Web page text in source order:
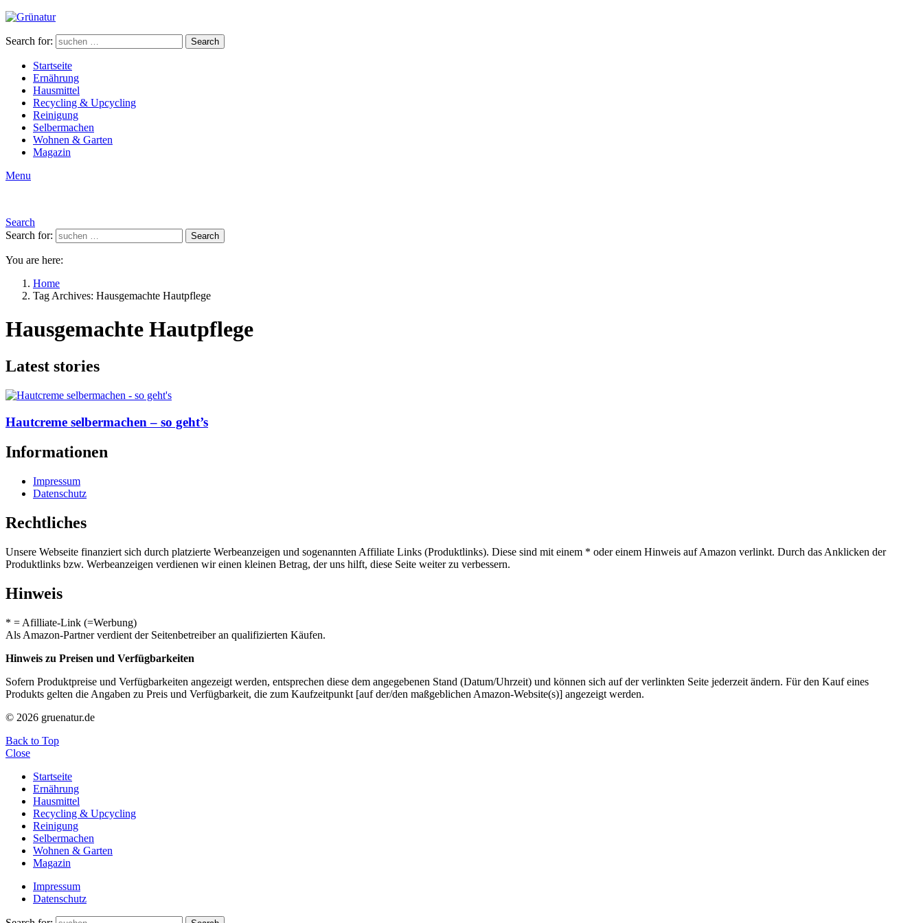
Search for: Search
Startseite
Ernährung
Hausmittel
Recycling & Upcycling
Reinigung
Selbermachen
Wohnen & Garten
Magazin
Menu
Search
Search for:
Search
You are here:
Home
Tag Archives: Hausgemachte Hautpflege
Hausgemachte Hautpflege
Latest stories
Hautcreme selbermachen – so geht’s
Informationen
Impressum
Datenschutz
Rechtliches
Unsere Webseite finanziert sich durch platzierte Werbeanzeigen und sogenannten Affiliate Links (Produktlinks). Diese sind mit einem * oder einem Hinweis auf Amazon verlinkt. Durch das Anklicken der
Produktlinks bzw. Werbeanzeigen verdienen wir einen kleinen Betrag, der uns hilft, diese Seite weiter zu verbessern.
Hinweis
* = Afilliate-Link (=Werbung)
Als Amazon-Partner verdient der Seitenbetreiber an qualifizierten Käufen.
Hinweis zu Preisen und Verfügbarkeiten
Sofern Produktpreise und Verfügbarkeiten angezeigt werden, entsprechen diese dem angegebenen Stand (Datum/Uhrzeit) und können sich auf der verlinkten Seite jederzeit ändern. Für den Kauf eines
Produkts gelten die Angaben zu Preis und Verfügbarkeit, die zum Kaufzeitpunkt [auf der/den maßgeblichen Amazon-Website(s)] angezeigt werden.
© 2026 gruenatur.de
Back to Top
Close
Startseite
Ernährung
Hausmittel
Recycling & Upcycling
Reinigung
Selbermachen
Wohnen & Garten
Magazin
Impressum
Datenschutz